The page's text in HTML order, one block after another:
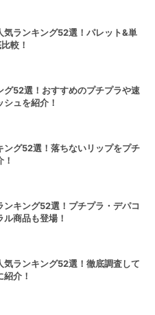
気ランキング52選！パレット&単
較！
グ52選！おすすめのプチプラや速
ュを紹介！
ング52選！落ちないリップをプチ
ンキング52選！プチプラ・デパコ
商品も登場！
気ランキング52選！徹底調査して
介！